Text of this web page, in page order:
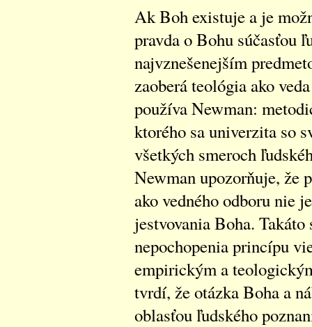
Ak Boh existuje a je
pravda o Bohu súčasťou
najvznešenejším
zaoberá teológia ako
používa Newman:
ktorého sa univerzita so
všetkých smeroch
Newman upozorňuje, že
ako vedného odboru nie
jestvovania Boha.
nepochopenia princípu
empirickým a
tvrdí, že otázka Boha a
oblasťou ľudského